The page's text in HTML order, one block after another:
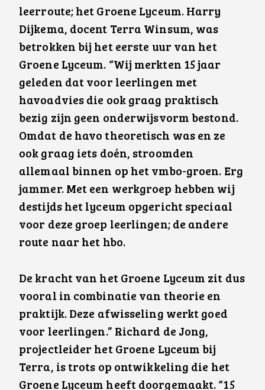
leerroute; het Groene Lyceum. Harry
Dijkema, docent Terra Winsum, was
betrokken bij het eerste uur van het
Groene Lyceum. “Wij merkten 15 jaar
geleden dat voor leerlingen met
havoadvies die ook graag praktisch
bezig zijn geen onderwijsvorm bestond.
Omdat de havo theoretisch was en ze
ook graag iets doén, stroomden
allemaal binnen op het vmbo-groen. Erg
jammer. Met een werkgroep hebben wij
destijds het lyceum opgericht speciaal
voor deze groep leerlingen; de andere
route naar het hbo.
De kracht van het Groene Lyceum zit dus
vooral in combinatie van theorie en
praktijk. Deze afwisseling werkt goed
voor leerlingen.” Richard de Jong,
projectleider het Groene Lyceum bij
Terra, is trots op ontwikkeling die het
Groene Lyceum heeft doorgemaakt. “15